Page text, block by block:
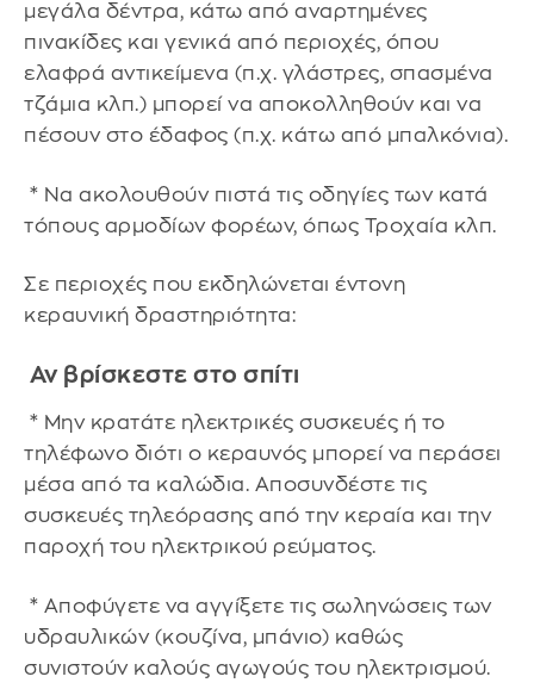
μεγάλα δέντρα, κάτω από αναρτημένες
πινακίδες και γενικά από περιοχές, όπου
ελαφρά αντικείμενα (π.χ. γλάστρες, σπασμένα
τζάμια κλπ.) μπορεί να αποκολληθούν και να
πέσουν στο έδαφος (π.χ. κάτω από μπαλκόνια).
* Να ακολουθούν πιστά τις οδηγίες των κατά
τόπους αρμοδίων φορέων, όπως Τροχαία κλπ.
Σε περιοχές που εκδηλώνεται έντονη
κεραυνική δραστηριότητα:
Αν βρίσκεστε στο σπίτι
* Μην κρατάτε ηλεκτρικές συσκευές ή το
τηλέφωνο διότι ο κεραυνός μπορεί να περάσει
μέσα από τα καλώδια. Αποσυνδέστε τις
συσκευές τηλεόρασης από την κεραία και την
παροχή του ηλεκτρικού ρεύματος.
* Αποφύγετε να αγγίξετε τις σωληνώσεις των
υδραυλικών (κουζίνα, μπάνιο) καθώς
συνιστούν καλούς αγωγούς του ηλεκτρισμού.